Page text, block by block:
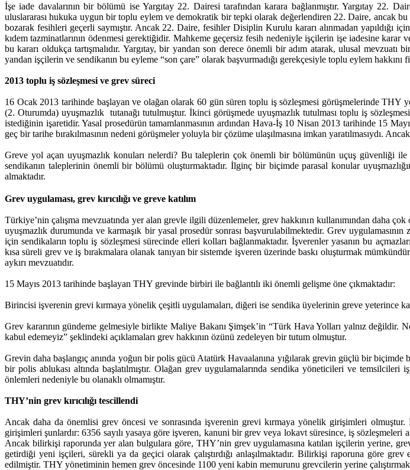
İşe iade davalarının bir bölümü ise Yargıtay 22. Dairesi tarafından karara bağlanmıştır. Yargıtay 22.
uluslararası hukuka uygun bir toplu eylem ve demokratik bir tepki olarak değerlendiren 22. Daire, ancak
bozarak fesihleri geçerli saymıştır. Ancak 22. Daire, fesihler Disiplin Kurulu kararı alınmadan yapıldığı
kıdem tazminatlarının ödenmesi gerektiğidir. Mahkeme geçersiz fesih nedeniyle işçilerin işe iadesine
bu kararı oldukça tartışmalıdır. Yargıtay, bir yandan son derece önemli bir adım atarak, ulusal mevzuatı
yandan işçilerin ve sendikanın bu eyleme “son çare” olarak başvurmadığı gerekçesiyle toplu eylem hakkını
2013 toplu iş sözleşmesi ve grev süreci
16 Ocak 2013 tarihinde başlayan ve olağan olarak 60 gün süren toplu iş sözleşmesi görüşmelerinde
(2. Oturumda) uyuşmazlık tutanağı tutulmuştur. İkinci görüşmede uyuşmazlık tutulması toplu iş
istediğinin işaretidir. Yasal prosedürün tamamlanmasının ardından Hava-İş 10 Nisan 2013 tarihinde 15
geç bir tarihe bırakılmasının nedeni görüşmeler yoluyla bir çözüme ulaşılmasına imkan yaratılmasıydı.
Greve yol açan uyuşmazlık konuları nelerdi? Bu taleplerin çok önemli bir bölümünün uçuş güvenliği
sendikanın taleplerinin önemli bir bölümü oluşturmaktadır. İlginç bir biçimde parasal konular
almaktadır.
Grev uygulaması, grev kırıcılığı ve greve katılım
Türkiye’nin çalışma mevzuatında yer alan grevle ilgili düzenlemeler, grev hakkının kullanımından daha
uyuşmazlık durumunda ve karmaşık bir yasal prosedür sonrası başvurulabilmektedir. Grev
için sendikaların toplu iş sözleşmesi sürecinde elleri kolları bağlanmaktadır. İşverenler yasanın bu
kısa süreli grev ve iş bırakmalara olanak tanıyan bir sistemde işveren üzerinde baskı oluşturmak
aykırı mevzuatıdır.
15 Mayıs 2013 tarihinde başlayan THY grevinde birbiri ile bağlantılı iki önemli gelişme öne çıkmaktadır:
Birincisi işverenin grevi kırmaya yönelik çeşitli uygulamaları, diğeri ise sendika üyelerinin greve yeterince
Grev kararının gündeme gelmesiyle birlikte Maliye Bakanı Şimşek’in “Türk Hava Yolları yalnız
kabul edemeyiz” şeklindeki açıklamaları grev hakkının özünü zedeleyen bir tutum olmuştur.
Grevin daha başlangıç anında yoğun bir polis gücü Atatürk Havaalanına yığılarak grevin güçlü bir biçimde
bir polis ablukası altında başlatılmıştır. Olağan grev uygulamalarında sendika yöneticileri ve
önlemleri nedeniyle bu olanaklı olmamıştır.
THY’nin grev kırıcılığı tescillendi
Ancak daha da önemlisi grev öncesi ve sonrasında işverenin grevi kırmaya yönelik girişimleri olmuştur.
girişimleri şunlardır: 6356 sayılı yasaya göre işveren, kanuni bir grev veya lokavt süresince, iş sözleşmeleri
Ancak bilirkişi raporunda yer alan bulgulara göre, THY’nin grev uygulamasına katılan işçilerin yerine,
getirdiği yeni işçileri, sürekli ya da geçici olarak çalıştırdığı anlaşılmaktadır. Bilirkişi raporuna göre
edilmiştir. THY yönetiminin hemen grev öncesinde 1100 yeni kabin memurunu grevcilerin yerine